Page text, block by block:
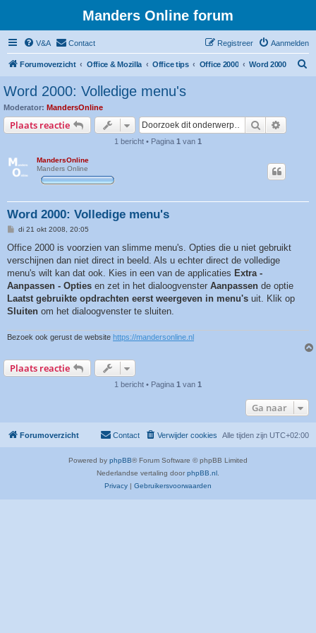
Manders Online forum
V&A Contact Aanmelden
Registreer
Forumoverzicht Office & Mozilla Office tips Office 2000 Word 2000
Word 2000: Volledige menu's
Moderator: MandersOnline
Plaats reactie Zoek
1 bericht • Pagina 1 van 1
MandersOnline
Manders Online
Word 2000: Volledige menu's
B
r
c
h
di 21 okt 2008, 20:05
Office 2000 is voorzien van slimme menu's. Opties die u niet gebruikt
verschijnen dan niet direct in beeld. Als u echter direct de volledige
menu's wilt kan dat ook. Kies in een van de applicaties Extra -
Aanpassen - Opties en zet in het dialoogvenster Aanpassen de optie
Laatst gebruikte opdrachten eerst weergeven in menu's uit. Klik op
Sluiten om het dialoogvenster te sluiten.
Bezoek ook gerust de website https://mandersonline.nl
Plaats reactie
1 bericht • Pagina 1 van 1
Ga naar
Forumoverzicht Alle tijden zijn UTC+02:00
Verwijder cookies
Contact
Powered by phpBB® Forum Software © phpBB Limited
Nederlandse vertaling door phpBB.nl.
Privacy | Gebruikersvoorwaarden